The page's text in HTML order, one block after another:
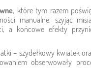
, które tym razem
manualne, szyjąc
a końcowe efekty
– szydełkowy kwiatek
obserwowały